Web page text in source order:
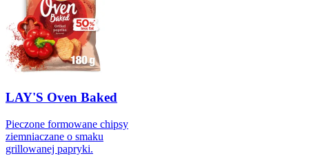
LAY'S Oven Baked
Pieczone formowane chipsy
ziemniaczane o smaku
grillowanej papryki.